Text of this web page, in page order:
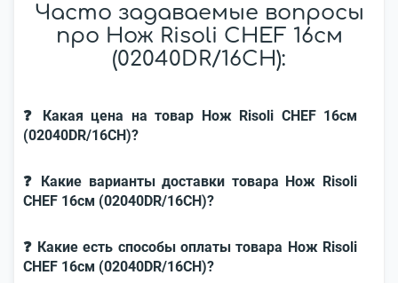
Часто задаваемые вопросы
про Нож Risoli CHEF 16см
(02040DR/16CH):
❓ Какая цена на товар Нож Risoli CHEF 16см
(02040DR/16CH)?
❓ Какие варианты доставки товара Нож Risoli
CHEF 16см (02040DR/16CH)?
❓ Какие есть способы оплаты товара Нож Risoli
CHEF 16см (02040DR/16CH)?